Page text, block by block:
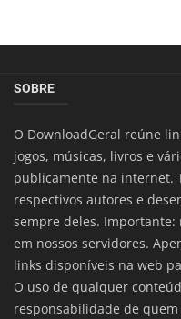
SOBRE
O DownloadGeral reúne
jogos, músicas, livros e
publicamente na internet.
respectivos autores e
sempre deles.
em nossos servidores.
links disponíveis na web
O uso de qualquer
responsabilidade de